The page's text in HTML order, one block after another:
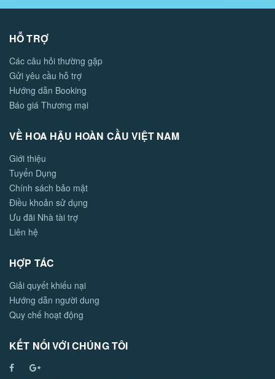
HỖ TRỢ
Các câu hỏi thường gặp
Gửi yêu cầu hỗ trợ
Hướng dẫn Booking
Báo giá Thương mại
VỀ HOA HẬU HOÀN CẦU VIỆT NAM
Giới thiệu
Tuyển Dụng
Chính sách bảo mật
Điều khoản sử dụng
Ưu đãi Nhà tài trợ
Liên hệ
HỢP TÁC
Giải quyết khiếu nại
Hướng dẫn người dung
Quy chế hoạt động
KẾT NỐI VỚI CHÚNG TÔI